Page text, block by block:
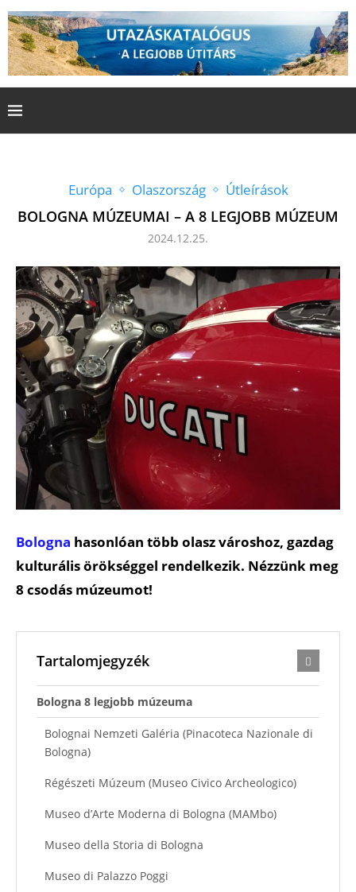
Európa Olaszország Útleírások
BOLOGNA MÚZEUMAI – A 8 LEGJOBB MÚZEUM
2024.12.25.
Bologna hasonlóan több olasz városhoz, gazdag
kulturális örökséggel rendelkezik. Nézzünk meg
8 csodás múzeumot!
Tartalomjegyzék
Bologna 8 legjobb múzeuma
Bolognai Nemzeti Galéria (Pinacoteca Nazionale di
Bologna)
Régészeti Múzeum (Museo Civico Archeologico)
Museo d’Arte Moderna di Bologna (MAMbo)
Museo della Storia di Bologna
Museo di Palazzo Poggi